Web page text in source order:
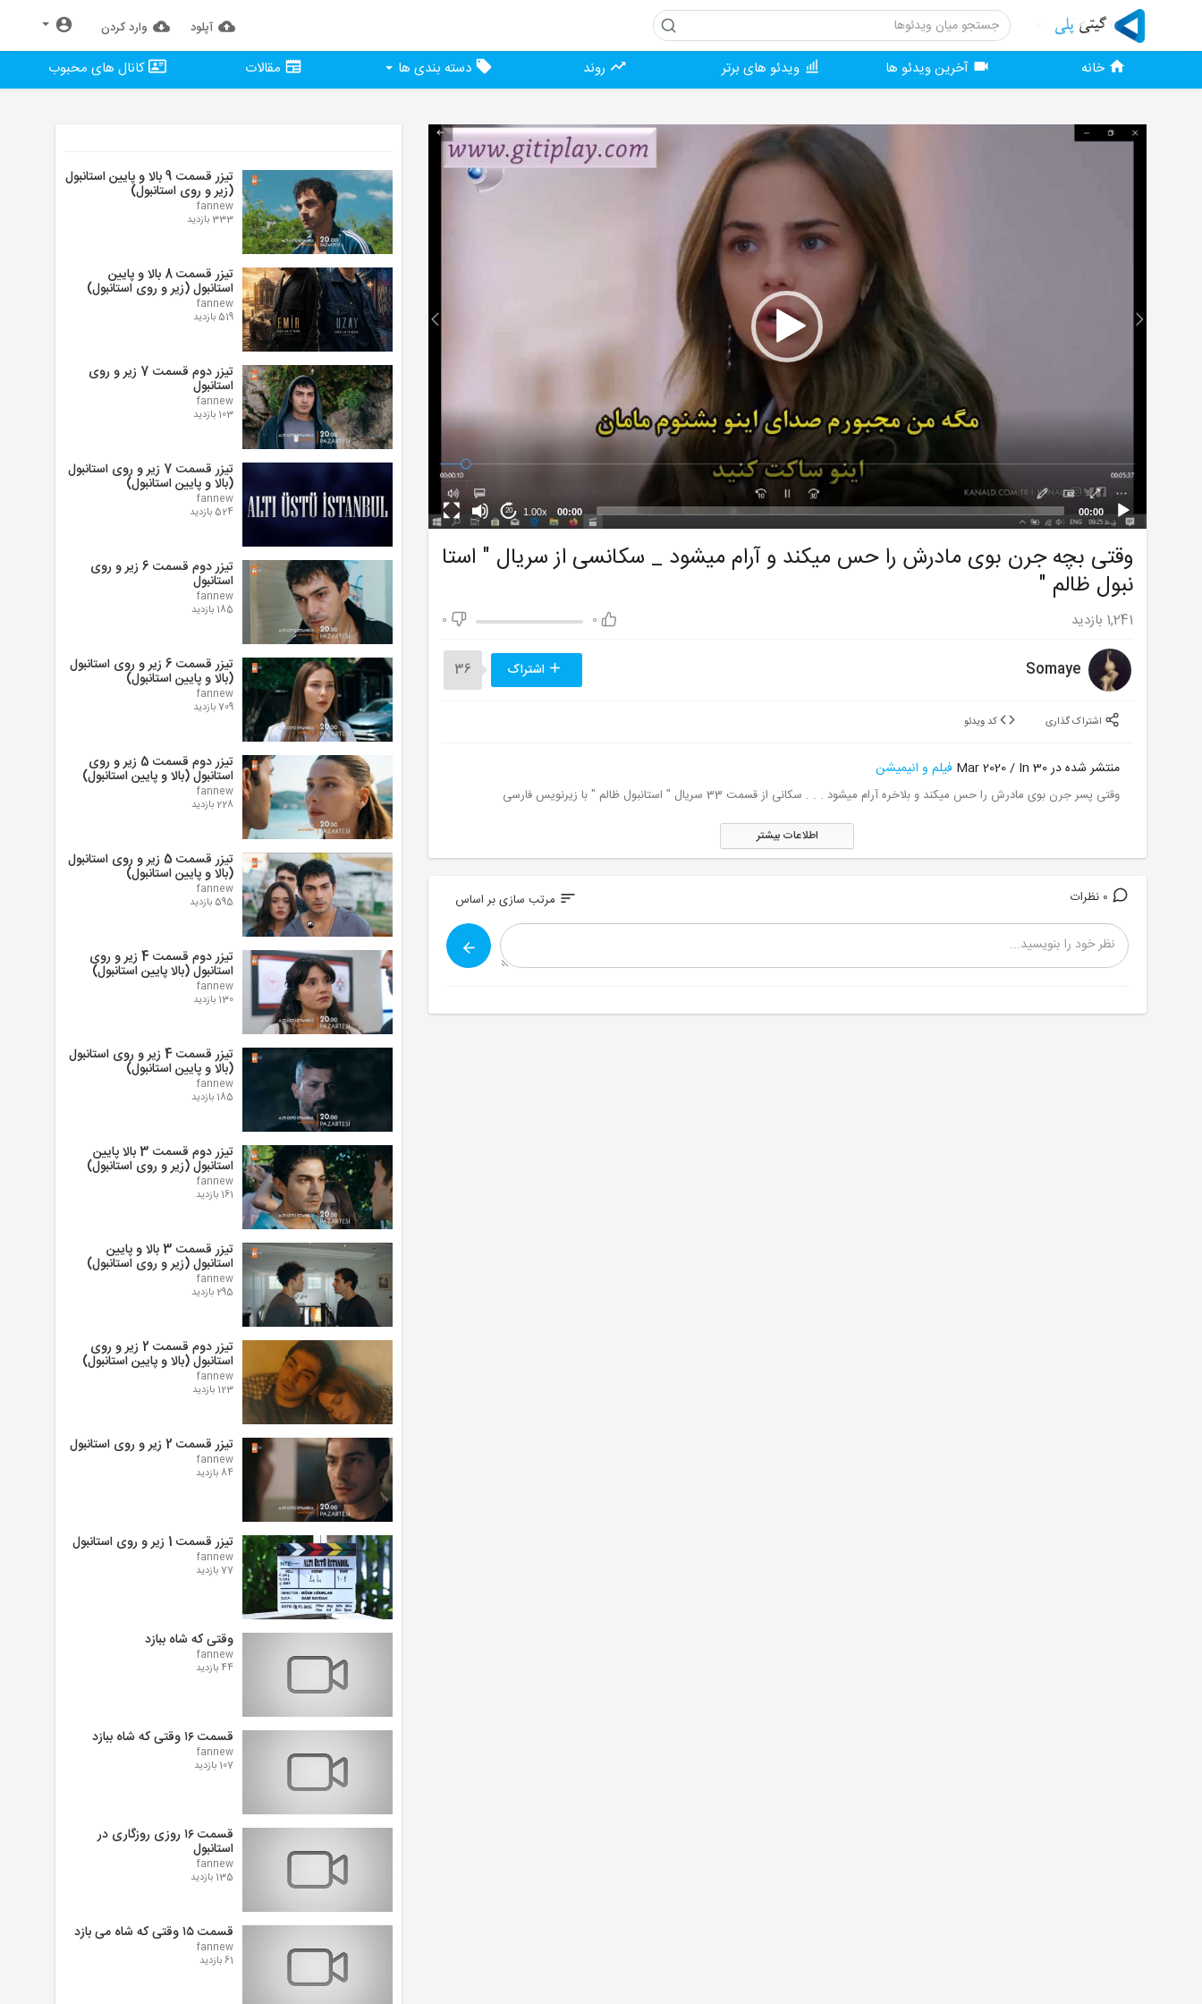
آپلود وارد كردن
خانه آخرین ویدئو ها ویدئو های برتر روند دسته بندی ها مقالات کانال های محبوب
00:00
00:00
1.00x
20
تیزر قسمت 9 بالا و پایین استانبول
(زیر و روی استانبول)
fannew
333 بازدید
تیزر قسمت 8 بالا و پایین
استانبول (زیر و روی استانبول)
fannew
519 بازدید
تیزر دوم قسمت 7 زیر و روی
استانبول
fannew
103 بازدید
تیزر قسمت 7 زیر و روی استانبول
(بالا و پایین استانبول)
fannew
524 بازدید
تیزر دوم قسمت 6 زیر و روی
استانبول
fannew
185 بازدید
تیزر قسمت 6 زیر و روی استانبول
(بالا و پایین استانبول)
fannew
709 بازدید
تیزر دوم قسمت 5 زیر و روی
استانبول (بالا و پایین استانبول)
fannew
228 بازدید
تیزر قسمت 5 زیر و روی استانبول
(بالا و پایین استانبول)
fannew
595 بازدید
تیزر دوم قسمت 4 زیر و روی
استانبول (بالا پایین استانبول)
fannew
130 بازدید
تیزر قسمت 4 زیر و روی استانبول
(بالا و پایین استانبول)
fannew
185 بازدید
تیزر دوم قسمت 3 بالا پایین
استانبول (زیر و روی استانبول)
fannew
161 بازدید
تیزر قسمت 3 بالا و پایین
استانبول (زیر و روی استانبول)
fannew
295 بازدید
تیزر دوم قسمت 2 زیر و روی
استانبول (بالا و پایین استانبول)
fannew
123 بازدید
تیزر قسمت 2 زیر و روی استانبول
fannew
84 بازدید
تیزر قسمت 1 زیر و روی استانبول
fannew
77 بازدید
وقتی که شاه ببازد
fannew
44 بازدید
قسمت ۱۶ وقتی که شاه ببازد
fannew
107 بازدید
قسمت ۱۶ روزی روزگاری در
استانبول
fannew
135 بازدید
قسمت ۱۵ وقتی که شاه می بازد
fannew
61 بازدید
وقتی بچه جرن بوی مادرش را حس میکند و آرام میشود _ سکانسی از سریال " استا
نبول ظالم "
0
0 1,241 بازدید
Somaye اشتراک 36
منتشر شده در 30 Mar 2020 / In فیلم و انیمیشن
وقتی پسر جرن بوی مادرش را حس میکند و بلاخره آرام میشود . . . سکانی از قسمت 33 سریال " استانبول ظالم " با زیرنویس فارسی
اطلاعات بیشتر
sort مرتب سازی بر اساس